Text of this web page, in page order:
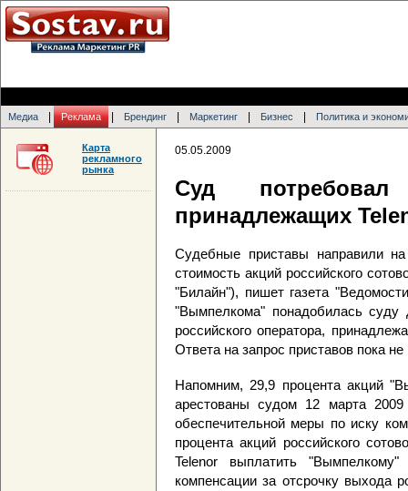
Медиа Реклама Брендинг Маркетинг Бизнес Политика и
05.05.2009
Суд
принадлежащих
Судебные приставы направили
стоимость акций российского
"Билайн"), пишет газета
"Вымпелкома" понадобилась суду
российского оператора,
Ответа на запрос приставов пока не
Напомним, 29,9 процента акций
арестованы судом 12 марта
обеспечительной меры по иску
процента акций российского
Telenor выплатить
компенсации за отсрочку выхода
Карта
рекламного
рынка